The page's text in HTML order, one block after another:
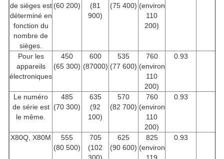
de sièges est
déterminé en
fonction du
nombre de
sièges.
(60 200)
(81
900)
(75 400) (environ
110
200)
Pour les
appareils
électroniques
450
(65 300)
600
(87000)
535
(77 600)
760
(environ
110
200)
0.93
Le numéro
de série est
le même.
485
(70 300)
635
(92
100)
570
(82 700)
760
(environ
110
200)
0.93
X80Q, X80M
555
(80 500)
705
(102
625
(90 600)
825
(environ
0.93